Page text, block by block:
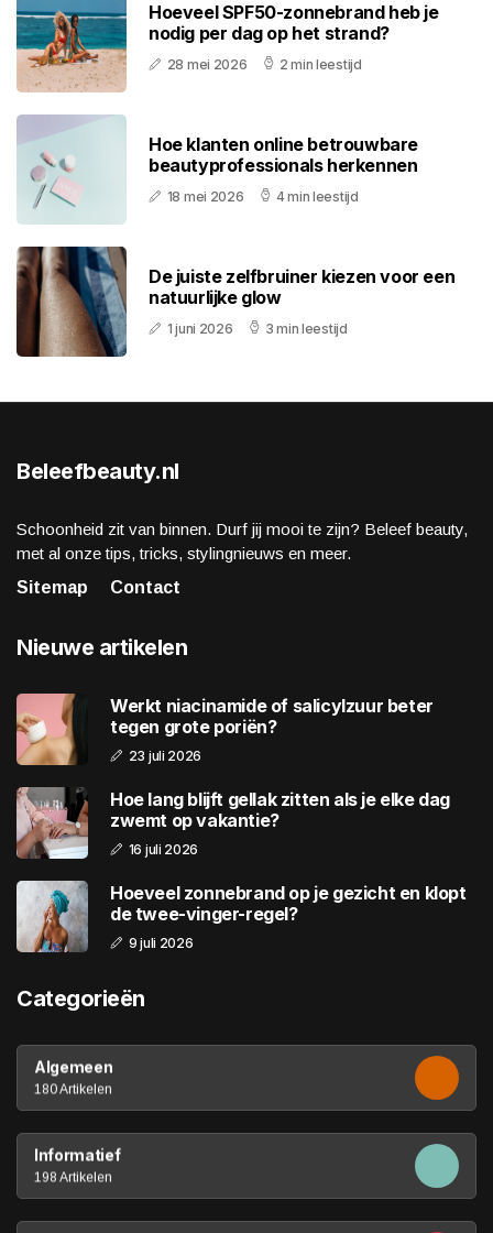
Hoeveel SPF50-zonnebrand heb je
nodig per dag op het strand?
28 mei 2026 2 min leestijd
Hoe klanten online betrouwbare
beautyprofessionals herkennen
18 mei 2026 4 min leestijd
De juiste zelfbruiner kiezen voor een
natuurlijke glow
1 juni 2026 3 min leestijd
Beleefbeauty.nl
Schoonheid zit van binnen. Durf jij mooi te zijn? Beleef beauty,
met al onze tips, tricks, stylingnieuws en meer.
Sitemap
Contact
Nieuwe artikelen
Werkt niacinamide of salicylzuur beter
tegen grote poriën?
23 juli 2026
Hoe lang blijft gellak zitten als je elke dag
zwemt op vakantie?
16 juli 2026
Hoeveel zonnebrand op je gezicht en klopt
de twee-vinger-regel?
9 juli 2026
Categorieën
Algemeen
180 Artikelen
Informatief
198 Artikelen